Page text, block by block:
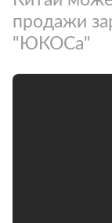
продажи
"ЮКОСа"